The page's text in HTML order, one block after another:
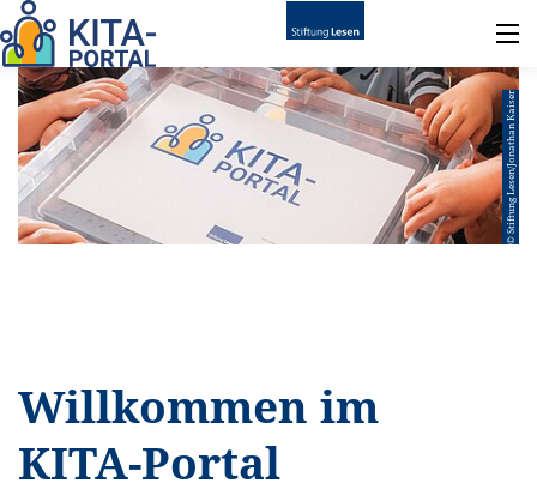
© Stiftung Lesen/Jonathan Kaiser
Willkommen im
KITA-Portal